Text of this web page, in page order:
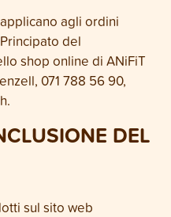
agli ordini
del
shop online di ANiFiT
071 788 56 90,
DEL
sul sito web